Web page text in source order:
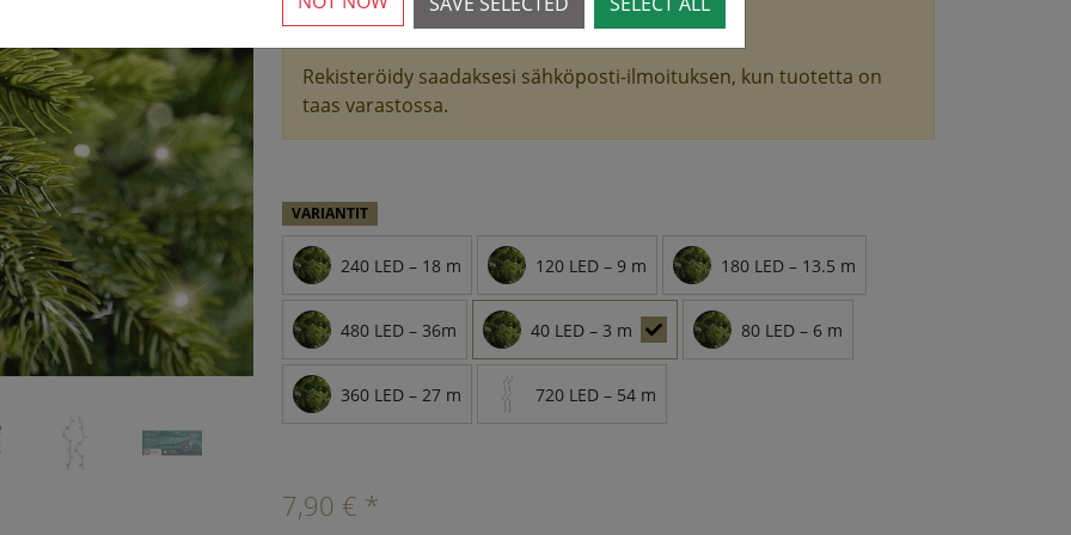
Tuote loppuunmyyty tältä kaudelta.
Rekisteröidy saadaksesi sähköposti-ilmoituksen, kun tuotetta on
taas varastossa.
VARIANTIT
240 LED – 18 m 120 LED – 9 m 180 LED – 13.5 m
480 LED – 36m 40 LED – 3 m 80 LED – 6 m
360 LED – 27 m 720 LED – 54 m
7,90 € *